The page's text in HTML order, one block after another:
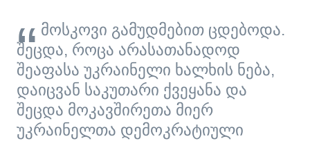
მოსკოვი გამუდმებით ცდებოდა.
შეცდა, როცა არასათანადოდ
შეაფასა უკრაინელი ხალხის ნება,
დაიცვან საკუთარი ქვეყანა და
შეცდა მოკავშირეთა მიერ
უკრაინელთა დემოკრატიული